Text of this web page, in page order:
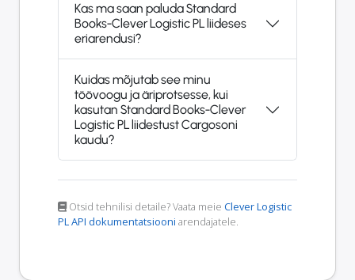
Kas ma saan paluda Standard
Books-Clever Logistic PL liideses
eriarendusi?
Kuidas mõjutab see minu
töövoogu ja äriprotsesse, kui
kasutan Standard Books-Clever
Logistic PL liidestust Cargosoni
kaudu?
Otsid tehnilisi detaile? Vaata meie Clever Logistic
PL API dokumentatsiooni arendajatele.